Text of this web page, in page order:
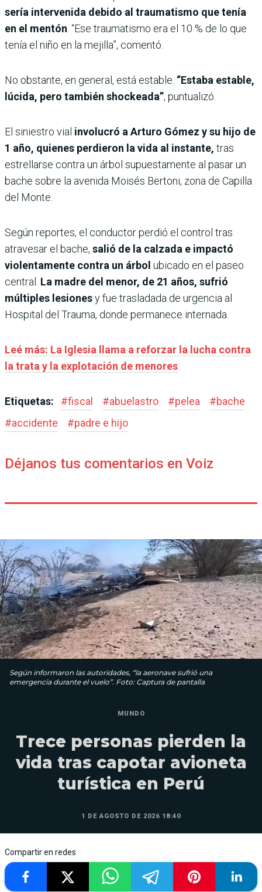
sería intervenida debido al traumatismo que tenía
en el mentón . “Ese traumatismo era el 10 % de lo que
tenía el niño en la mejilla”, comentó.
No obstante, en general, está estable. “Estaba estable,
lúcida, pero también shockeada”, puntualizó.
El siniestro vial involucró a Arturo Gómez y su hijo de
1 año, quienes perdieron la vida al instante, tras
estrellarse contra un árbol supuestamente al pasar un
bache sobre la avenida Moisés Bertoni, zona de Capilla
del Monte.
Según reportes, el conductor perdió el control tras
atravesar el bache, salió de la calzada e impactó
violentamente contra un árbol ubicado en el paseo
central.
La madre del menor, de 21 años, sufrió
múltiples lesionesy fue trasladada de urgencia al
Hospital del Trauma, donde permanece internada.
Leé más: La Iglesia llama a reforzar la lucha contra
la trata y la explotación de menores
Etiquetas: #fiscal #abuelastro #pelea #bache
#accidente #padre e hijo
Déjanos tus comentarios en Voiz
Según informaron las autoridades, “la aeronave sufrió una
emergencia durante el vuelo”. Foto: Captura de pantalla
MUNDO
Trece personas pierden la
vida tras capotar avioneta
turística en Perú
1 DE AGOSTO DE 2026 18:40
Compartir en redes